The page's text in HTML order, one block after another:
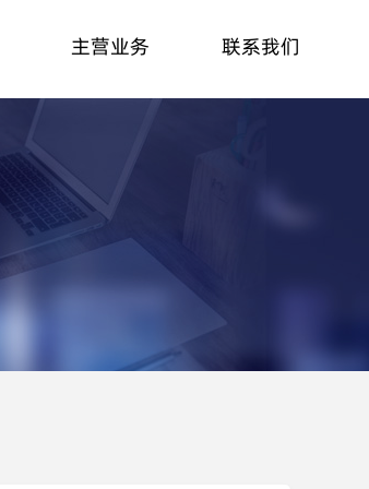
主营业务 联系我们